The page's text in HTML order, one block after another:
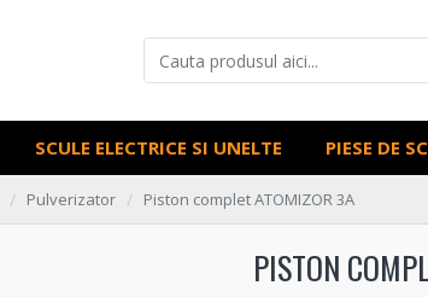
SCULE ELECTRICE SI UNELTE PIESE DE
Pulverizator Piston complet ATOMIZOR 3A
PISTON